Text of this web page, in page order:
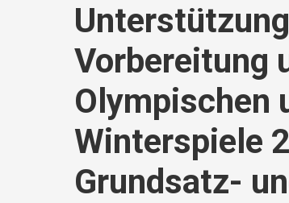
Vorbereitung
Olympischen
Winterspiele
Grundsatz-